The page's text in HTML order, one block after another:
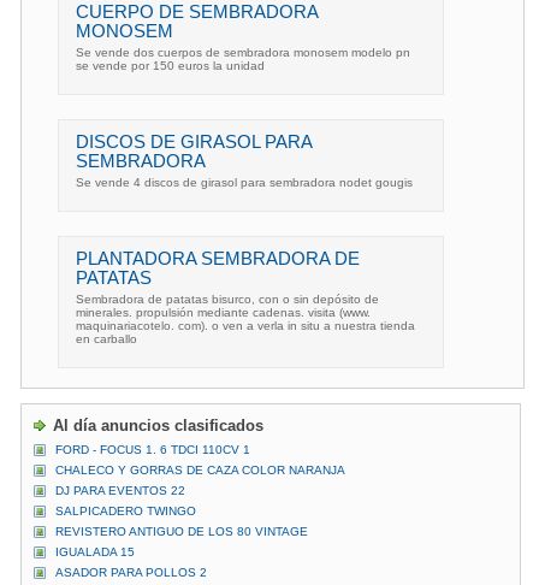
CUERPO DE SEMBRADORA
MONOSEM
Se vende dos cuerpos de sembradora monosem modelo pn
se vende por 150 euros la unidad
DISCOS DE GIRASOL PARA
SEMBRADORA
Se vende 4 discos de girasol para sembradora nodet gougis
PLANTADORA SEMBRADORA DE
PATATAS
Sembradora de patatas bisurco, con o sin depósito de
minerales. propulsión mediante cadenas. visita (www.
maquinariacotelo. com). o ven a verla in situ a nuestra tienda
en carballo
Al día anuncios clasificados
FORD - FOCUS 1. 6 TDCI 110CV 1
CHALECO Y GORRAS DE CAZA COLOR NARANJA
DJ PARA EVENTOS 22
SALPICADERO TWINGO
REVISTERO ANTIGUO DE LOS 80 VINTAGE
IGUALADA 15
ASADOR PARA POLLOS 2